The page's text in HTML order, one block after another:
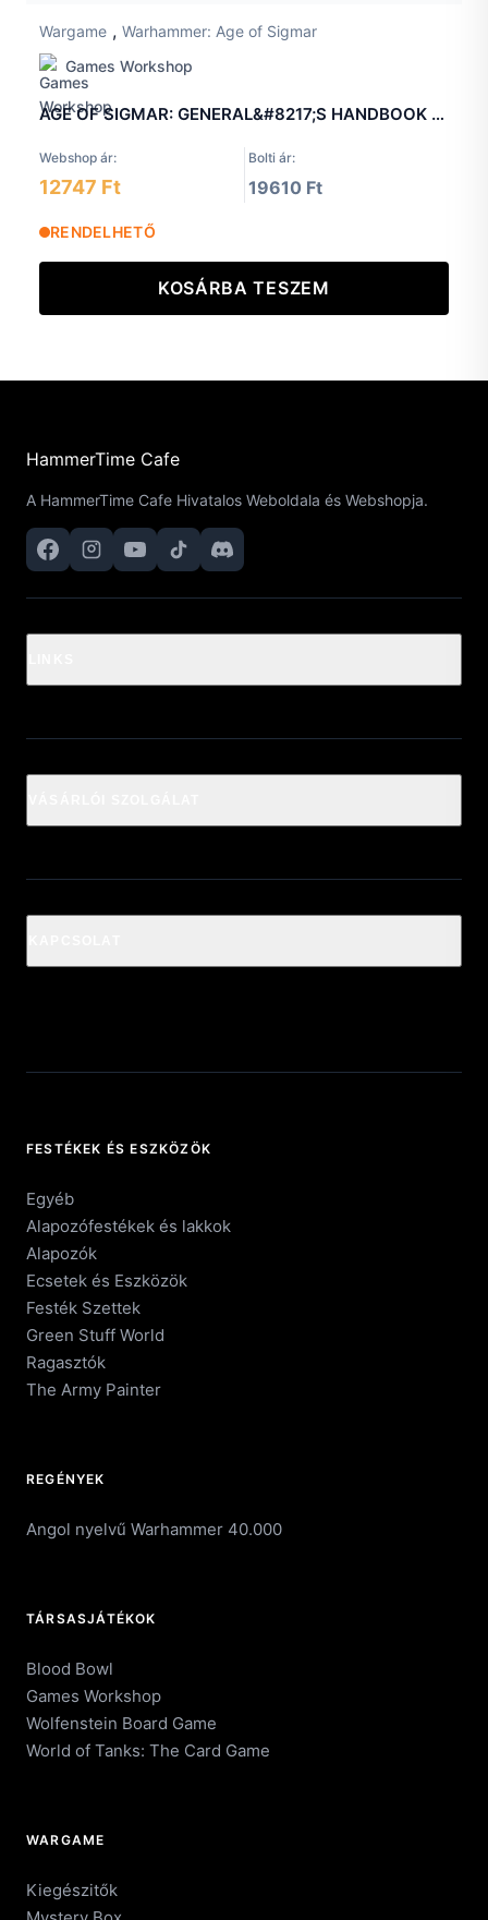
Wargame , Warhammer: Age of Sigmar
Games Workshop
AGE OF SIGMAR: GENERAL&#8217;S HANDBOOK 2026-27
Webshop ár: Bolti ár:
12747 Ft 19610 Ft
RENDELHETŐ
KOSÁRBA TESZEM
HammerTime Cafe
A HammerTime Cafe Hivatalos Weboldala és Webshopja.
FESTÉKEK ÉS ESZKÖZÖK
Egyéb
Alapozófestékek és lakkok
Alapozók
Ecsetek és Eszközök
Festék Szettek
Green Stuff World
Ragasztók
The Army Painter
REGÉNYEK
Angol nyelvű Warhammer 40.000
TÁRSASJÁTÉKOK
Blood Bowl
Games Workshop
Wolfenstein Board Game
World of Tanks: The Card Game
WARGAME
Kiegészitők